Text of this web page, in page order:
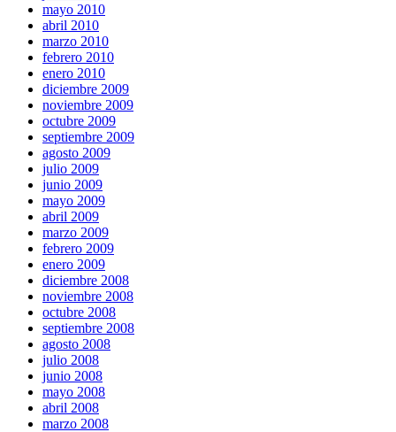
mayo 2010
abril 2010
marzo 2010
febrero 2010
enero 2010
diciembre 2009
noviembre 2009
octubre 2009
septiembre 2009
agosto 2009
julio 2009
junio 2009
mayo 2009
abril 2009
marzo 2009
febrero 2009
enero 2009
diciembre 2008
noviembre 2008
octubre 2008
septiembre 2008
agosto 2008
julio 2008
junio 2008
mayo 2008
abril 2008
marzo 2008